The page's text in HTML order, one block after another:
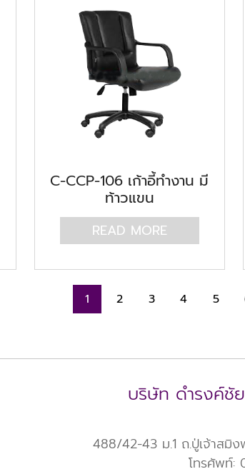
C-CCP-106 เก้าอี้ทำงาน มี
ท้าวแขน
READ MORE
1 2 3 4 5
บริษัท ดำรงค์ชั
488/42-43 ม.1 ถ.ปู่เจ้าสมิง
โทรศัพท์: